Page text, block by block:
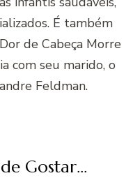
É também
de Cabeça Morre
com seu marido, o
Feldman.
Gostar...